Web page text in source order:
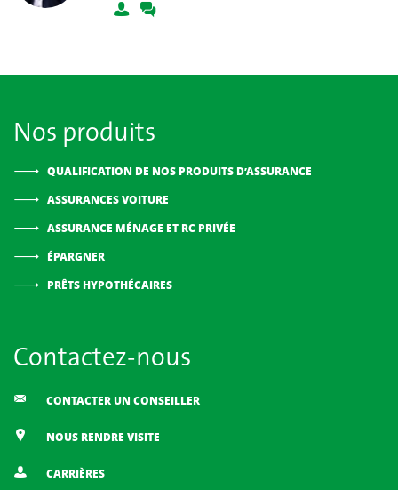
Nos produits
QUALIFICATION DE NOS PRODUITS D’ASSURANCE
ASSURANCES VOITURE
ASSURANCE MÉNAGE ET RC PRIVÉE
ÉPARGNER
PRÊTS HYPOTHÉCAIRES
Contactez-nous
CONTACTER UN CONSEILLER
NOUS RENDRE VISITE
CARRIÈRES